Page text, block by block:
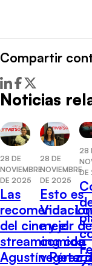
Compartir
Noticias
28 DE
NOVIEMBRE
DE 2025
Las
del cine y el
streaming con
Agustín Pérez
28 DE
NOVIEMBRE
DE 2025
Esto es
Vida: Lo
mejor
comida
28
DE